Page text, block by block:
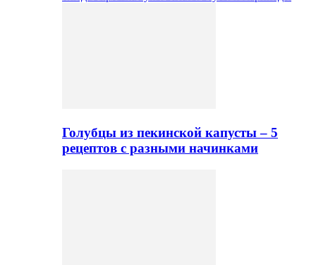
Голубцы из пекинской капусты – 5
рецептов с разными начинками